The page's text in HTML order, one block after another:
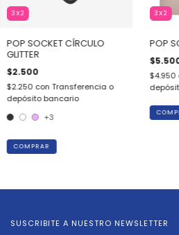
3X2
POP SOCKET CÍRCULO
GLITTER
$2.500
$2.250 con Transferencia o
depósito bancario
+3
COMPRAR
3X2
POP
$4.950
SUSCRIBITE A NUESTRO NEWSLETTER